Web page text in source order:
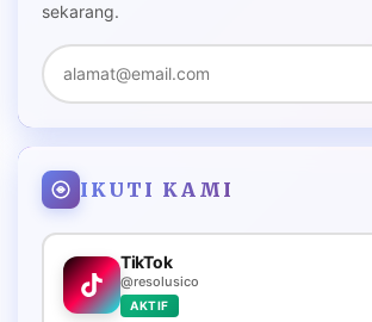
sekarang.
IKUTI KAMI
TikTok
@resolusico
AKTIF